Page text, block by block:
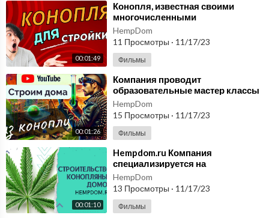
00:01:49
⁣Конопля, известная своими
многочисленными
применениями hempdom ru
Техническая конопля для
стройки
HempDom
11 Просмотры · 11/17/23
Фильмы
00:01:26
⁣Компания проводит
образовательные мастер классы
по приготовлению блюд из
конопли. Строим дома.
HempDom
15 Просмотры · 11/17/23
Фильмы
00:01:10
⁣Hempdom.ru Компания
специализируется на
строительстве конопляных
домов. Узнай больше о конопле
HempDom
13 Просмотры · 11/17/23
Фильмы